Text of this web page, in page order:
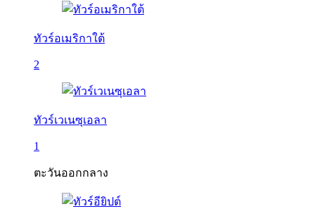
ทัวร์อเมริกาใต้
2
ทัวร์เวเนซุเอลา
1
ตะวันออกกลาง